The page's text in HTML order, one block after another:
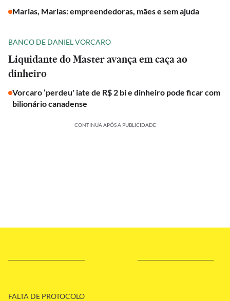
Marias, Marias: empreendedoras, mães e sem ajuda
BANCO DE DANIEL VORCARO
Liquidante do Master avança em caça ao
dinheiro
Vorcaro ‘perdeu' iate de R$ 2 bi e dinheiro pode ficar com
bilionário canadense
CONTINUA APÓS A PUBLICIDADE
FALTA DE PROTOCOLO